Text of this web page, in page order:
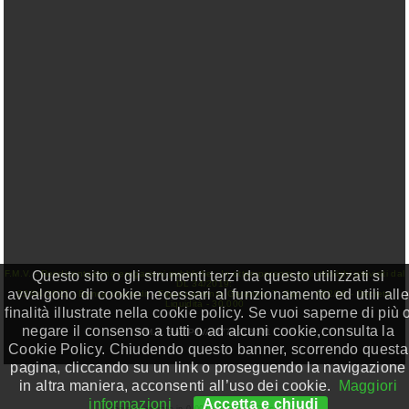
F.M.V. - Rendicontazione erogazioni pubbliche - In ottemperanza agli obblighi previsiti dal
DL 34/2019:
23/04/2021 - Banca Unicredit - Finanziamento Garantito T. Gar. L. 662/96 - Decreto
Liquidità - 30.000
F.M.V. Sas P.IVA 0774718001
Questo sito o gli strumenti terzi da questo utilizzati si
avvalgono di cookie necessari al funzionamento ed utili alle
finalità illustrate nella cookie policy. Se vuoi saperne di più
negare il consenso a tutti o ad alcuni cookie,consulta la
Cookie Policy. Chiudendo questo banner, scorrendo questa
pagina, cliccando su un link o proseguendo la navigazione
in altra maniera, acconsenti all’uso dei cookie.
Maggiori
informazioni
Accetta e chiudi